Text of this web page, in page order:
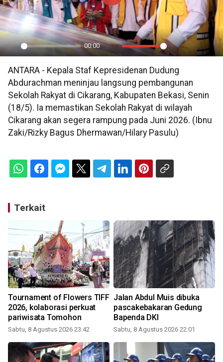
Play
00:00
Mute Settings
PIP
Play
ANTARA - Kepala Staf Kepresidenan Dudung
Abdurachman meninjau langsung pembangunan
Sekolah Rakyat di Cikarang, Kabupaten Bekasi, Senin
(18/5). Ia memastikan Sekolah Rakyat di wilayah
Cikarang akan segera rampung pada Juni 2026. (Ibnu
Zaki/Rizky Bagus Dhermawan/Hilary Pasulu)
Terkait
Tournament of Flowers TIFF
2026, kolaborasi perkuat
pariwisata Tomohon
Sabtu, 8 Agustus 2026 23:42
Jalan Abdul Muis dibuka
pascakebakaran Gedung
Bapenda DKI
Sabtu, 8 Agustus 2026 22:01